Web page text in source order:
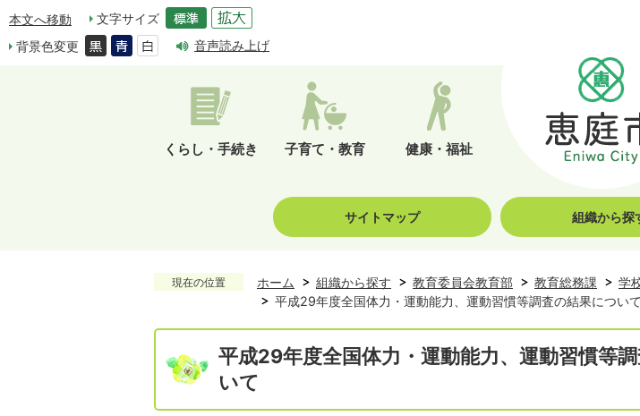
本文へ移動
文字サイズ
背景色変更
音声読み上げ
くらし・手続き 子育て・教育 健康・福祉
サイトマップ 組織から探
現在の位置 ホーム 組織から探す 教育委員会教育部 教育総務課 学
平成29年度全国体力・運動能力、運動習慣等調査の結果について
平成29年度全国体力・運動能力、運動習慣等
いて